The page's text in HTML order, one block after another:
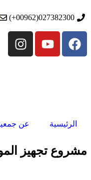
027382300(00962+)
الرئيسية عن
مشروع تجهيز